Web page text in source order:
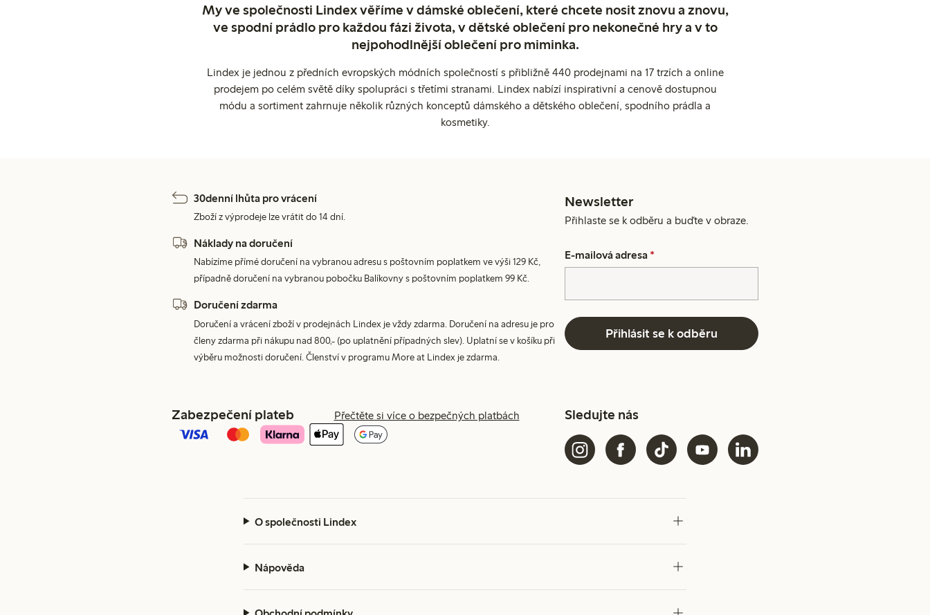
My ve společnosti Lindex věříme v dámské oblečení, které chcete nosit znovu a znovu,
ve spodní prádlo pro každou fázi života, v dětské oblečení pro nekonečné hry a v to
nejpohodlnější oblečení pro miminka.
Lindex je jednou z předních evropských módních společností s přibližně 440 prodejnami na 17 trzích a online
prodejem po celém světě díky spolupráci s třetími stranami. Lindex nabízí inspirativní a cenově dostupnou
módu a sortiment zahrnuje několik různých konceptů dámského a dětského oblečení, spodního prádla a
kosmetiky.
30denní lhůta pro vrácení
Zboží z výprodeje lze vrátit do 14 dní.
Náklady na doručení
Nabízíme přímé doručení na vybranou adresu s poštovním poplatkem ve výši 129 Kč,
případně doručení na vybranou pobočku Balíkovny s poštovním poplatkem 99 Kč.
Doručení zdarma
Doručení a vrácení zboží v prodejnách Lindex je vždy zdarma. Doručení na adresu je pro
členy zdarma při nákupu nad 800,- (po uplatnění případných slev). Uplatní se v košíku při
výběru možnosti doručení. Členství v programu More at Lindex je zdarma.
Newsletter
Přihlaste se k odběru a buďte v obraze.
E-mailová adresa *
Přihlásit se k odběru
Zabezpečení plateb Přečtěte si více o bezpečných platbách Sledujte nás
O společnosti Lindex
Nápověda